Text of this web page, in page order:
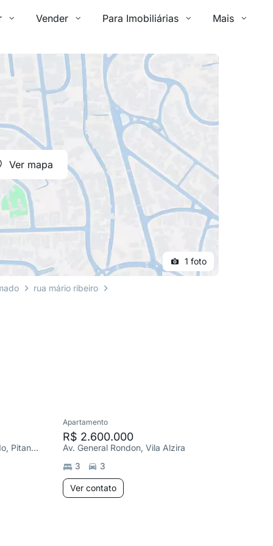
Vender Para Imobiliárias Mais
Ver mapa
1 foto
rua mário ribeiro
R. Sílvia Valadão de Azevedo, Pitangueiras
Apartamento
R$ 2.600.000
Av. General Rondon, Vila Alzira
3
3
Ver contato